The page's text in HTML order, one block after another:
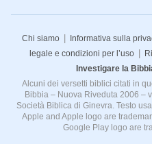
Chi siamo | Informativa sulla
legale e condizioni per l’uso |
Investigare la
Alcuni dei versetti biblici citati in
Bibbia – Nuova Riveduta 2006 –
Società Biblica di Ginevra. Testo
Apple and Apple logo are
Google Play logo are